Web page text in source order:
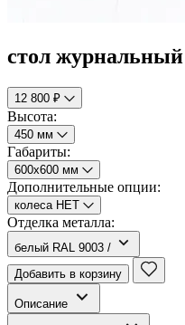
стол
12 800 ₽
Высота:
450 мм
Габариты:
600х600 мм
Дополнительные опции:
колеса НЕТ
Отделка металла:
белый RAL 9003 /
Добавить в корзину
Описание